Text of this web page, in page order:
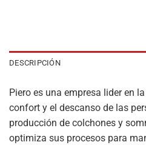
DESCRIPCIÓN
Piero es una empresa lider en
confort y el descanso de las
producción de colchones y
optimiza sus procesos para